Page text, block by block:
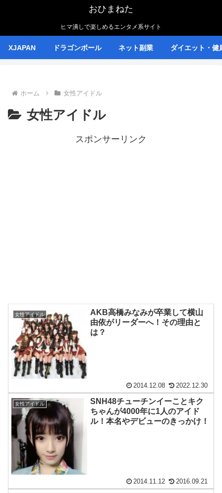
おひまねた
ヒマ潰しで楽しめるエンタメ系サイト
XJAPAN ドラゴンボール ネット副業 ダイエット・健
ホーム 女性アイドル
女性アイドル
スポンサーリンク
女性アイドル
AKB高橋みなみが卒業して横山
由依がリーダーへ！その理由と
は？
2014.12.08 2022.12.30
女性アイドル
SNH48チューチンイーことキク
ちゃんが4000年に1人のアイド
ル！本名やデビューのきっかけ！
2014.11.12 2016.09.21